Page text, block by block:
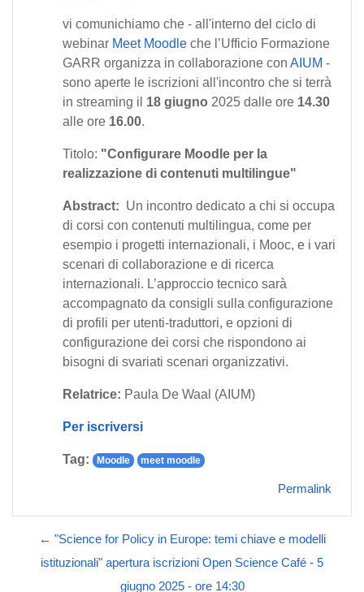
vi comunichiamo che - all'interno del ciclo di
webinar Meet Moodle che l’Ufficio Formazione
GARR organizza in collaborazione con AIUM -
sono aperte le iscrizioni all'incontro che si terrà
in streaming il 18 giugno 2025 dalle ore 14.30
alle ore 16.00.
Titolo: "Configurare Moodle per la
realizzazione di contenuti multilingue"
Abstract: Un incontro dedicato a chi si occupa
di corsi con contenuti multilingua, come per
esempio i progetti internazionali, i Mooc, e i vari
scenari di collaborazione e di ricerca
internazionali. L’approccio tecnico sarà
accompagnato da consigli sulla configurazione
di profili per utenti-traduttori, e opzioni di
configurazione dei corsi che rispondono ai
bisogni di svariati scenari organizzativi.
Relatrice: Paula De Waal (AIUM)
Per iscriversi
Tag: Moodle meet moodle
Permalink
← "Science for Policy in Europe: temi chiave e modelli
istituzionali" apertura iscrizioni Open Science Café - 5
giugno 2025 - ore 14:30